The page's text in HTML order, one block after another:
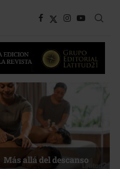
Energía que Impulsa la
competitividad